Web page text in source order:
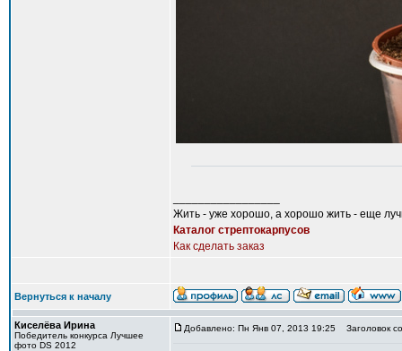
Жить - уже хорошо, а хорошо жить - еще
Каталог стрептокарпусов
Как сделать заказ
Вернуться к началу
Киселёва Ирина
Победитель конкурса Лучшее
фото DS 2012
Добавлено: Пн Янв 07, 2013 19:25 Заголовок